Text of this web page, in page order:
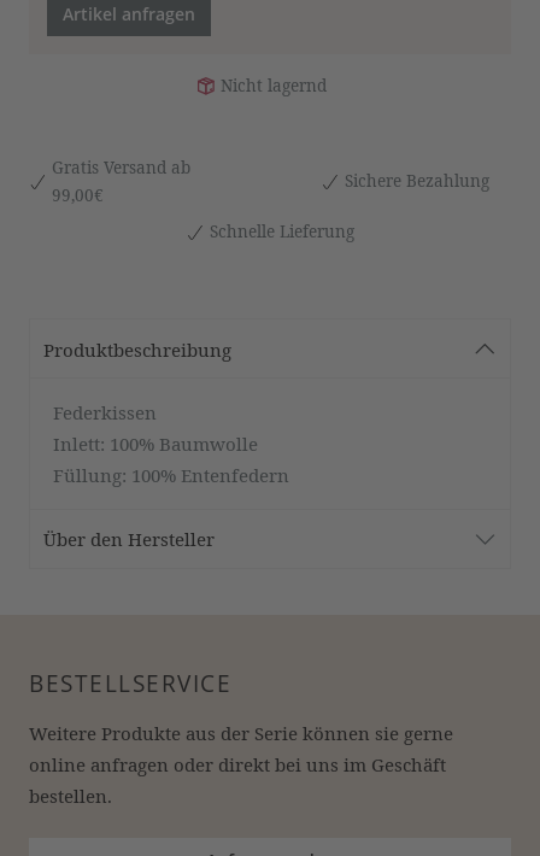
Artikel anfragen
Nicht lagernd
Gratis Versand ab
99,00€
Sichere Bezahlung
Schnelle Lieferung
Produktbeschreibung
Federkissen
Inlett: 100% Baumwolle
Füllung: 100% Entenfedern
Über den Hersteller
BESTELLSERVICE
Weitere Produkte aus der Serie können sie gerne
online anfragen oder direkt bei uns im Geschäft
bestellen.